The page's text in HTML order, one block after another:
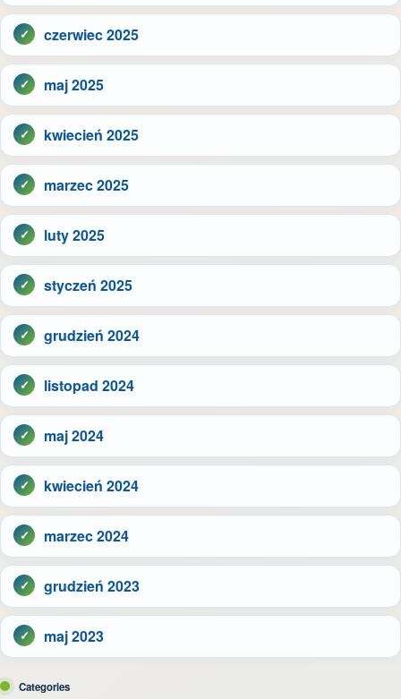
czerwiec 2025
maj 2025
kwiecień 2025
marzec 2025
luty 2025
styczeń 2025
grudzień 2024
listopad 2024
maj 2024
kwiecień 2024
marzec 2024
grudzień 2023
maj 2023
Categories